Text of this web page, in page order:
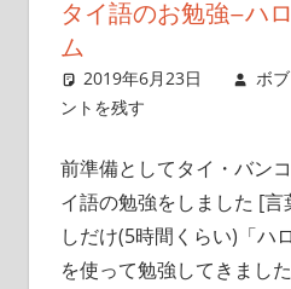
タイ語のお勉強–ハ
ム
2019年6月23日 ボブ
ントを残す
前準備としてタイ・バン
イ語の勉強をしました [
しだけ(5時間くらい)「ハ
を使って勉強してきまし